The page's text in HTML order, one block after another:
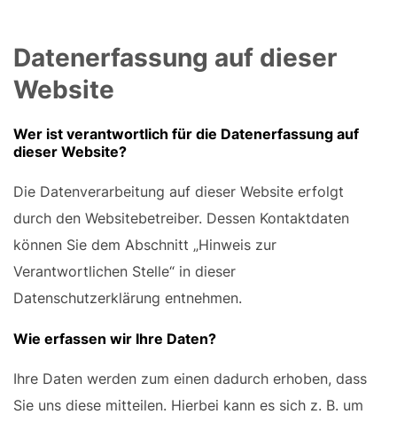
Datenerfassung auf dieser
Website
Wer ist verantwortlich für die Datenerfassung auf
dieser Website?
Die Datenverarbeitung auf dieser Website erfolgt
durch den Websitebetreiber. Dessen Kontaktdaten
können Sie dem Abschnitt „Hinweis zur
Verantwortlichen Stelle“ in dieser
Datenschutzerklärung entnehmen.
Wie erfassen wir Ihre Daten?
Ihre Daten werden zum einen dadurch erhoben, dass
Sie uns diese mitteilen. Hierbei kann es sich z. B. um